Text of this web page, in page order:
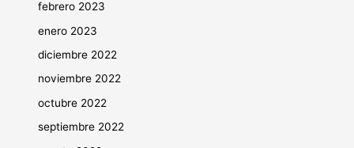
febrero 2023
enero 2023
diciembre 2022
noviembre 2022
octubre 2022
septiembre 2022